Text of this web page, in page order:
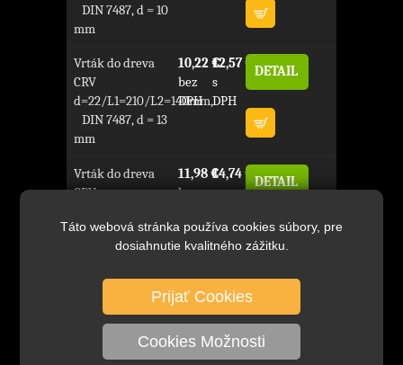
Táto webová stránka používa cookies súbory, pre
dosiahnutie kvalitného zážitku.
Prijať Cookies
Cookies Možnosti
DIN 7487, d = 10
mm
Vrták do dreva
CRV
d=22/L1=210/L2=140mm,
DIN 7487, d = 13
mm
10,22 €
bez
DPH
12,57 €
s
DPH
DETAIL
Vrták do dreva
CRV
DIN 7487, d = 13
11,98 €
bez
14,74 €
s
DETAIL
Vrták do dreva
d=26/L1=215/L2=140mm,
DIN 7487, d = 13
13,99 €
bez
DPH
17,21 €
s
DPH